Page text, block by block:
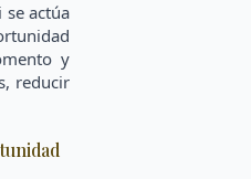
se actúa
y
reducir